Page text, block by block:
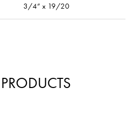
3/4” x 19/20